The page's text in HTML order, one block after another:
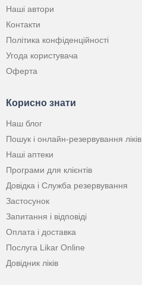
Наші автори
Контакти
Політика конфіденційності
Угода користувача
Оферта
Корисно знати
Наш блог
Пошук і онлайн-резервування ліків
Наші аптеки
Програми для клієнтів
Довідка і Служба резервування
Застосунок
Запитання і відповіді
Оплата і доставка
Послуга Likar Online
Довідник ліків